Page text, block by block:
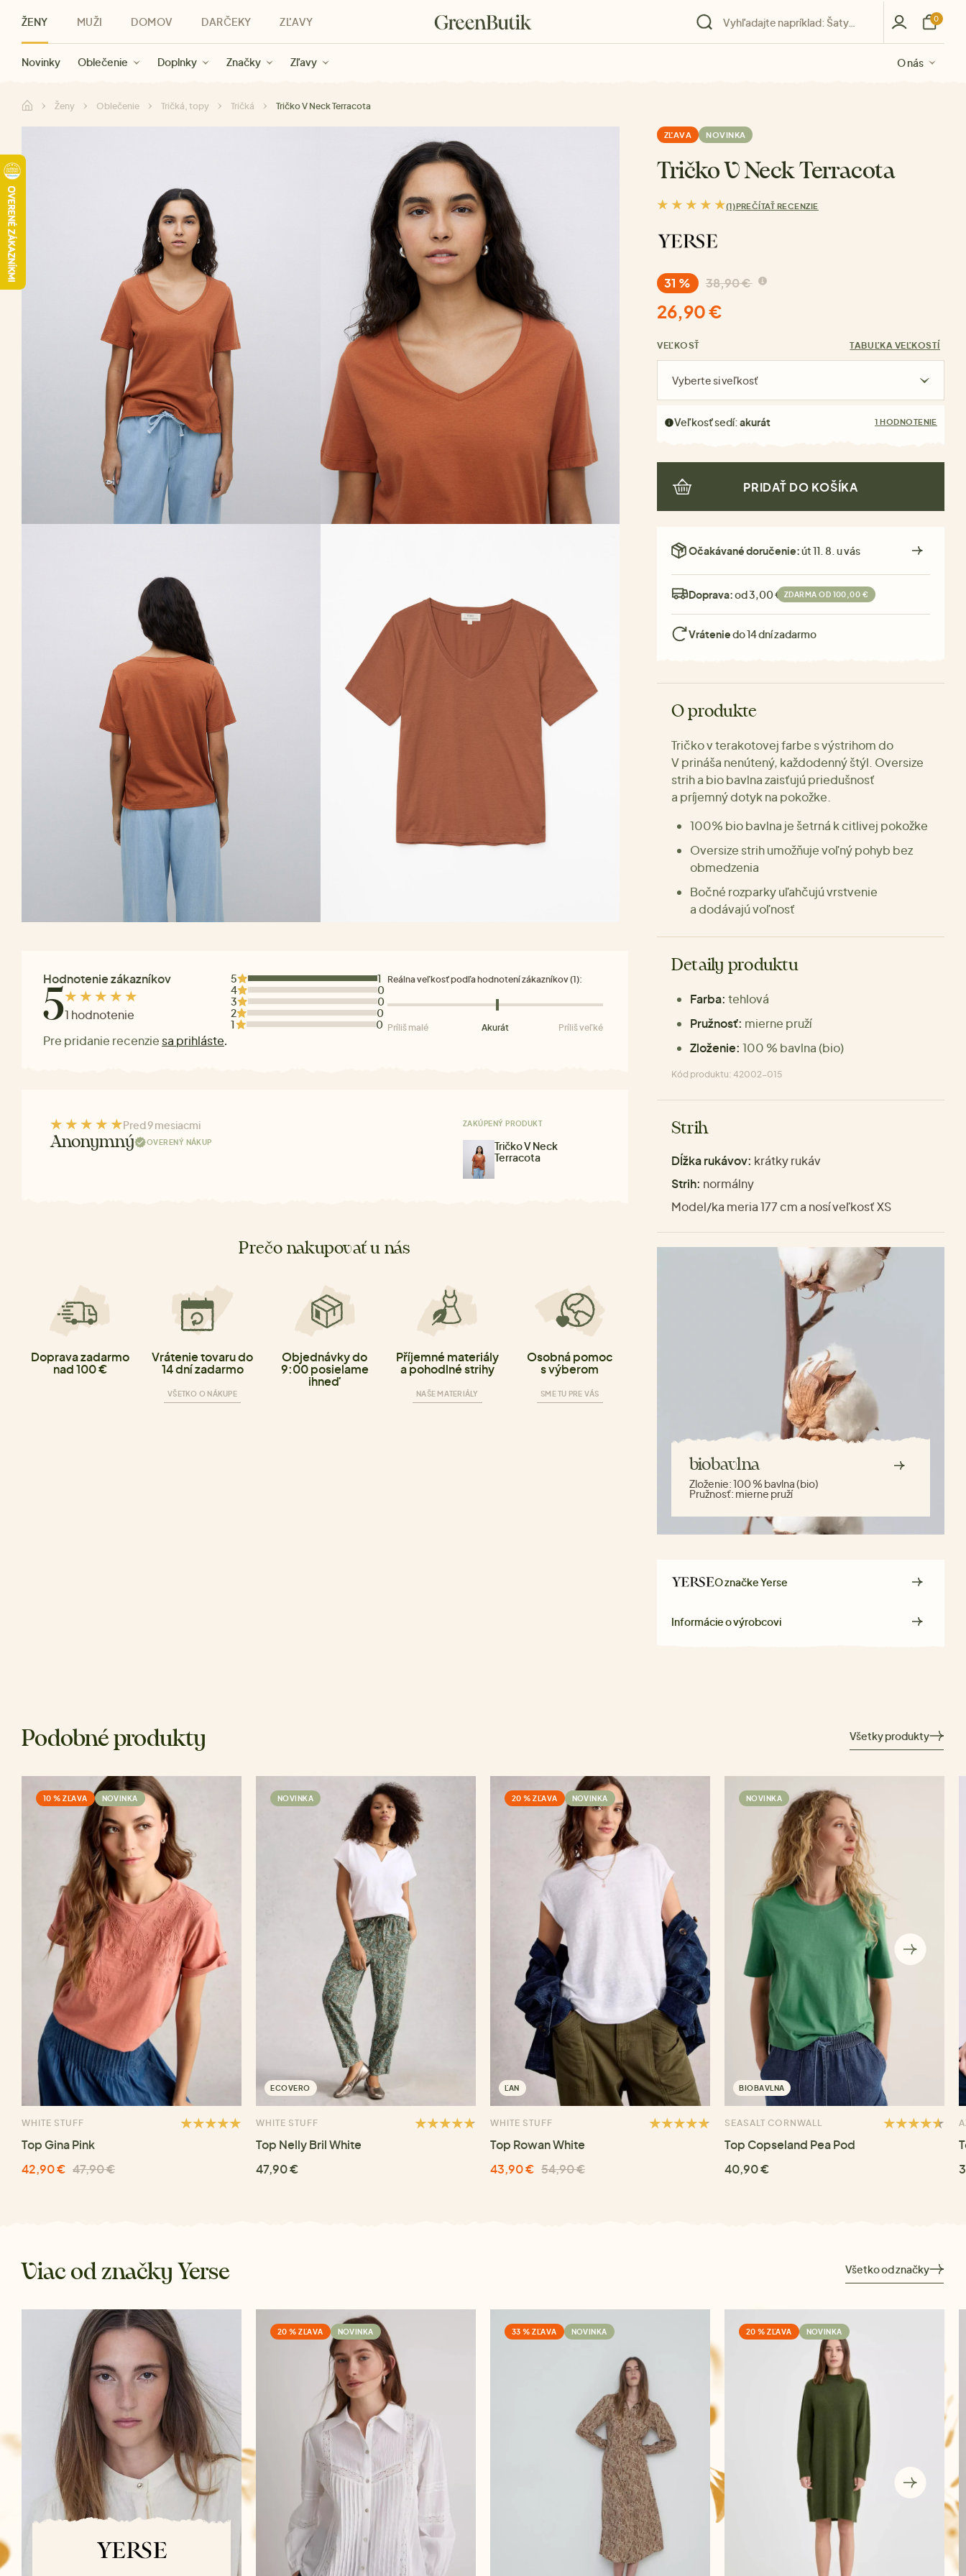
ŽENY
Novinky Oblečenie Doplnky Značky Zľavy O nás
MUŽI
Novinky Oblečenie Značky Zľavy O nás
DOMOV
Kategórie Značky Zľavy O nás
DARČEKY
Pre ženy Pre mužov Darčeky pre deti Pre všetkých O nás
ZĽAVY
Zľavy ženy Zľavy muži O nás
0
Ženy Oblečenie Tričká, topy Tričká Tričko V Neck Terracota
Hodnotenie zákazníkov
51 hodnotenie
Pre pridanie recenzie sa prihláste.
5
1
4
0
3
0
2
0
1
0
Reálna veľkosť podľa hodnotení zákazníkov (1):
Príliš malé Akurát Príliš veľké
Pred 9 mesiacmi
Anonymný OVERENÝ NÁKUP
ZAKÚPENÝ PRODUKT
Tričko V Neck
Terracota
Prečo nakupovať u nás
Doprava zadarmo
nad 100 €
Vrátenie tovaru do
14 dní zadarmo
VŠETKO O NÁKUPE
Objednávky do
9:00 posielame
ihneď
Příjemné materiály
a pohodlné strihy
NAŠE MATERIÁLY
Osobná pomoc
s výberom
SME TU PRE VÁS
ZĽAVA NOVINKA
Tričko V Neck Terracota
(1)PREČÍTAŤ RECENZIE
31 % 38,90 €
26,90 €
VEĽKOSŤ TABUĽKA VEĽKOSTÍ
Vyberte si veľkosť
Veľkosť sedí:akurát 1 HODNOTENIE
PRIDAŤ DO KOŠÍKA
Očakávané doručenie:út 11. 8. u vás
Doprava:od 3,00 € ZDARMA OD 100,00 €
Vráteniedo 14 dní zadarmo
O produkte
Tričko v terakotovej farbe s výstrihom do
V prináša nenútený, každodenný štýl. Oversize
strih a bio bavlna zaisťujú priedušnosť
a príjemný dotyk na pokožke.
100% bio bavlna je šetrná k citlivej pokožke
Oversize strih umožňuje voľný pohyb bez
obmedzenia
Bočné rozparky uľahčujú vrstvenie
a dodávajú voľnosť
Detaily produktu
Farba: tehlová
Pružnosť: mierne pruží
Zloženie: 100 % bavlna (bio)
Kód produktu: 42002-015
Strih
Dĺžka rukávov: krátky rukáv
Strih: normálny
Model/ka meria 177 cm a nosí veľkosť XS
biobavlna
Zloženie:100 % bavlna (bio)
Pružnosť: mierne pruží
O značkeYerse
Informácie o výrobcovi
Podobné produkty Všetky produkty
10 % ZĽAVA NOVINKA
WHITE STUFF
Top Gina Pink
42,90 € 47,90 €
NOVINKA
ECOVERO
WHITE STUFF
Top Nelly Bril White
47,90 €
20 % ZĽAVA NOVINKA
ĽAN
WHITE STUFF
Top Rowan White
43,90 € 54,90 €
NOVINKA
BIOBAVLNA
SEASALT CORNWALL
Top Copseland Pea Pod
40,90 €
Viac od značky Yerse Všetko od značky
20 % ZĽAVA NOVINKA 33 % ZĽAVA NOVINKA 20 % ZĽAVA NOVINKA